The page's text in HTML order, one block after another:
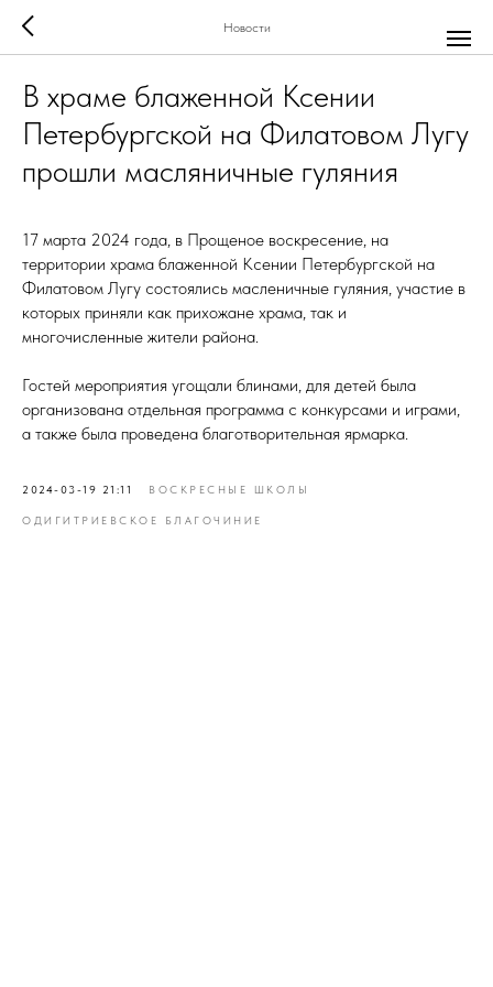
Новости
В храме блаженной Ксении
Петербургской на Филатовом Лугу
прошли масляничные гуляния
17 марта 2024 года, в Прощеное воскресение, на
территории храма блаженной Ксении Петербургской на
Филатовом Лугу состоялись масленичные гуляния, участие в
которых приняли как прихожане храма, так и
многочисленные жители района.
Гостей мероприятия угощали блинами, для детей была
организована отдельная программа с конкурсами и играми,
а также была проведена благотворительная ярмарка.
2024-03-19 21:11 ВОСКРЕСНЫЕ ШКОЛЫ
ОДИГИТРИЕВСКОЕ БЛАГОЧИНИЕ